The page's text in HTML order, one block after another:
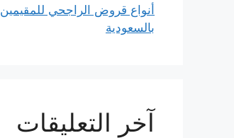
أنواع قروض الراجحي للمقيمين
بالسعودية
آخر التعليقات